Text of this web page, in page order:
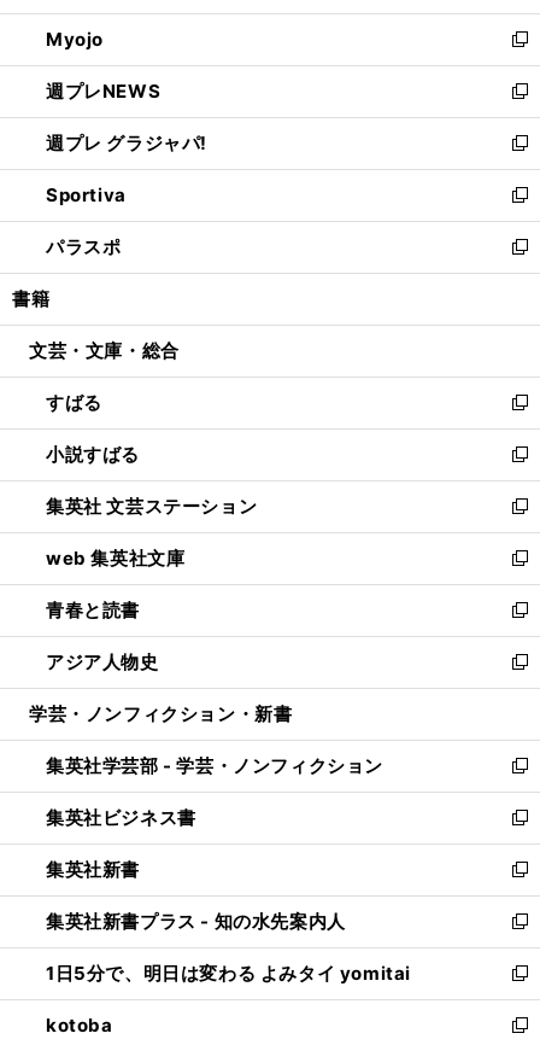
開
く
ウ
で
開
く
ン
ド
ウ
で
開
く
ウ
ィ
ン
ド
ウ
で
開
く
Myojo
新
し
い
ウ
ィ
ン
ド
ウ
で
開
週プレNEWS
新
し
い
ウ
ィ
ン
ド
ウ
開
週プレ グラジャパ!
新
し
い
ウ
ィ
ン
ウ
開
く
Sportiva
新
し
い
ウ
ン
ウ
で
開
く
パラスポ
新
し
ウ
ン
ド
ウ
で
開
く
書籍
文芸・文庫・総合
すばる
新
し
い
ウ
ィ
ン
ド
ウ
で
開
く
小説すばる
新
し
い
ウ
ィ
ン
ド
ウ
で
開
集英社 文芸ステーション
新
し
い
ウ
ィ
ン
ド
ウ
開
く
web 集英社文庫
新
し
い
ウ
ィ
ン
ウ
で
開
く
青春と読書
新
し
い
ウ
ン
ド
ウ
で
開
く
アジア人物史
新
し
ウ
ィ
ン
ド
ウ
で
開
く
学芸・ノンフィクション・新書
集英社学芸部 - 学芸・ノンフィクション
新
し
い
ウ
ィ
ン
ド
ウ
で
開
く
集英社ビジネス書
新
し
い
ウ
ィ
ン
ド
ウ
で
集英社新書
新
し
い
ウ
ィ
ン
ド
集英社新書プラス - 知の水先案内人
新
し
い
ウ
ィ
1日5分で、明日は変わる よみタイ yomitai
新
し
い
kotoba
新